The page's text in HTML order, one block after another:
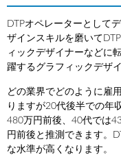
DTPオペレーターとして
ザインスキルを磨いて
ィックデザイナーなどに
躍するグラフィックデザ
どの業界でどのように雇
りますが20代後半での年
480万円前後、40代では
円前後と推測できます。
な水準が高くなります。